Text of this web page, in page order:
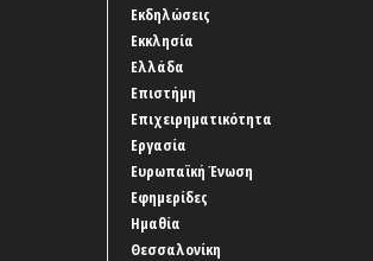
Εκδηλώσεις
Εκκλησία
Ελλάδα
Επιστήμη
Επιχειρηματικότητα
Εργασία
Ευρωπαϊκή Ένωση
Εφημερίδες
Ημαθία
Θεσσαλονίκη